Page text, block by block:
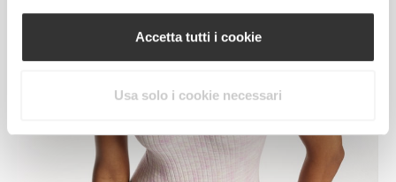
Accetta tutti i cookie
Usa solo i cookie necessari